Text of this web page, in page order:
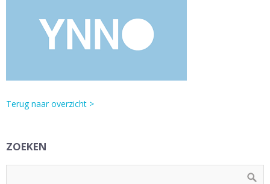
Terug naar overzicht >
ZOEKEN